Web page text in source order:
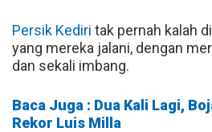
Persik Kediri tak pernah kalah
yang mereka jalani, dengan
dan sekali imbang.
Baca Juga : Dua Kali Lagi,
Rekor Luis Milla